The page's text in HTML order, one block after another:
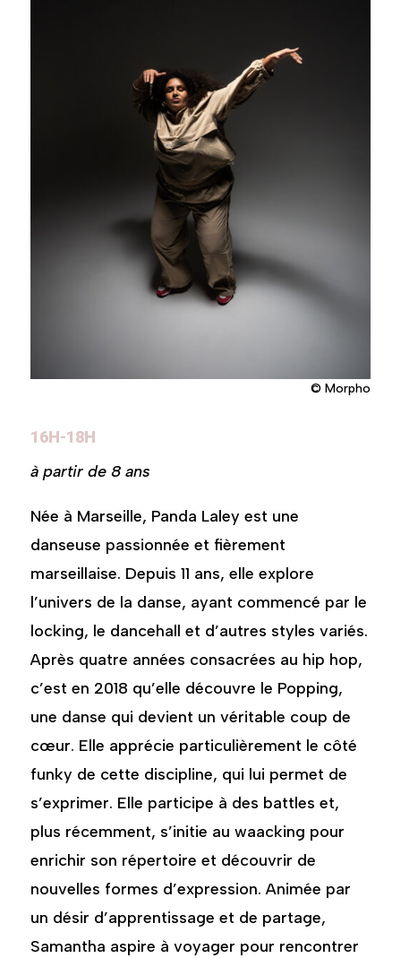
© Morpho
16H-18H
à partir de 8 ans
Née à Marseille, Panda Laley est une
danseuse passionnée et fièrement
marseillaise. Depuis 11 ans, elle explore
l’univers de la danse, ayant commencé par le
locking, le dancehall et d’autres styles variés.
Après quatre années consacrées au hip hop,
c’est en 2018 qu’elle découvre le Popping,
une danse qui devient un véritable coup de
cœur. Elle apprécie particulièrement le côté
funky de cette discipline, qui lui permet de
s’exprimer. Elle participe à des battles et,
plus récemment, s’initie au waacking pour
enrichir son répertoire et découvrir de
nouvelles formes d’expression. Animée par
un désir d’apprentissage et de partage,
Samantha aspire à voyager pour rencontrer